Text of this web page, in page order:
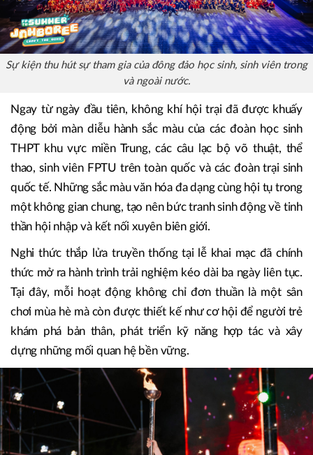
Sự kiện thu hút sự tham gia của đông đảo học sinh, sinh viên trong
và ngoài nước.
Ngay từ ngày đầu tiên, không khí hội trại đã được khuấy
động bởi màn diễu hành sắc màu của các đoàn học sinh
thao, sinh viên FPTU trên toàn quốc và các đoàn trại sinh
quốc tế. Những sắc màu văn hóa đa dạng cùng hội tụ trong
một không gian chung, tạo nên bức tranh sinh động về tinh
thần hội nhập và kết nối xuyên biên giới.
Nghi thức thắp lửa truyền thống tại lễ khai mạc đã chính
thức mở ra hành trình trải nghiệm kéo dài ba ngày liên tục.
Tại đây, mỗi hoạt động không chỉ đơn thuần là một sân
chơi mùa hè mà còn được thiết kế như cơ hội để người trẻ
khám phá bản thân, phát triển kỹ năng hợp tác và xây
dựng những mối quan hệ bền vững.